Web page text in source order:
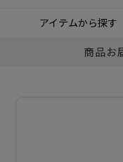
アイテムから探す
商品お